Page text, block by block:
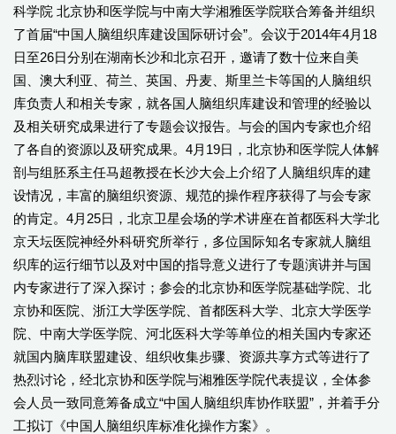
科学院 北京协和医学院与中南大学湘雅医学院联合筹备并组织
了首届“中国人脑组织库建设国际研讨会”。会议于2014年4月18
日至26日分别在湖南长沙和北京召开，邀请了数十位来自美
国、澳大利亚、荷兰、英国、丹麦、斯里兰卡等国的人脑组织
库负责人和相关专家，就各国人脑组织库建设和管理的经验以
及相关研究成果进行了专题会议报告。与会的国内专家也介绍
了各自的资源以及研究成果。4月19日，北京协和医学院人体解
剖与组胚系主任马超教授在长沙大会上介绍了人脑组织库的建
设情况，丰富的脑组织资源、规范的操作程序获得了与会专家
的肯定。4月25日，北京卫星会场的学术讲座在首都医科大学北
京天坛医院神经外科研究所举行，多位国际知名专家就人脑组
织库的运行细节以及对中国的指导意义进行了专题演讲并与国
内专家进行了深入探讨；参会的北京协和医学院基础学院、北
京协和医院、浙江大学医学院、首都医科大学、北京大学医学
院、中南大学医学院、河北医科大学等单位的相关国内专家还
就国内脑库联盟建设、组织收集步骤、资源共享方式等进行了
热烈讨论，经北京协和医学院与湘雅医学院代表提议，全体参
会人员一致同意筹备成立“中国人脑组织库协作联盟”，并着手分
工拟订《中国人脑组织库标准化操作方案》。